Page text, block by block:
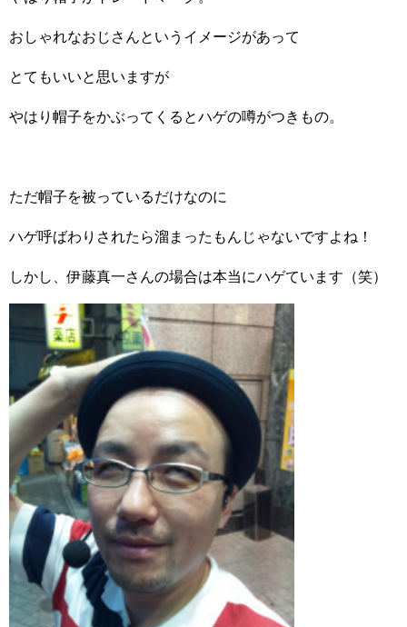
おしゃれなおじさんというイメージがあって
とてもいいと思いますが
やはり帽子をかぶってくるとハゲの噂がつきもの。
ただ帽子を被っているだけなのに
ハゲ呼ばわりされたら溜まったもんじゃないですよね！
しかし、伊藤真一さんの場合は本当にハゲています（笑）